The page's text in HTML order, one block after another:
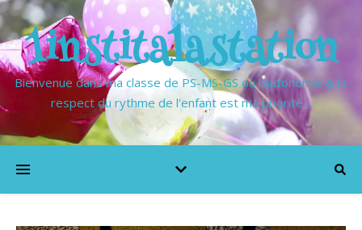
1institalastation
Bienvenue dans ma classe de PS-MS-GS où l'autonomie & le
respect du rythme de l'enfant est ma priorité…